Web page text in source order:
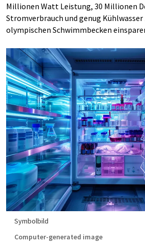
Millionen Watt Leistung, 30 Millionen
Stromverbrauch und genug Kühlwasser
olympischen Schwimmbecken
Symbolbild
Computer-generated image